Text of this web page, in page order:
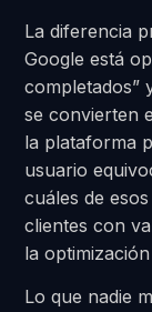
La diferencia
Google está
completados”
se convierten
la plataforma
usuario
cuáles de
clientes con
la
Lo que nadie